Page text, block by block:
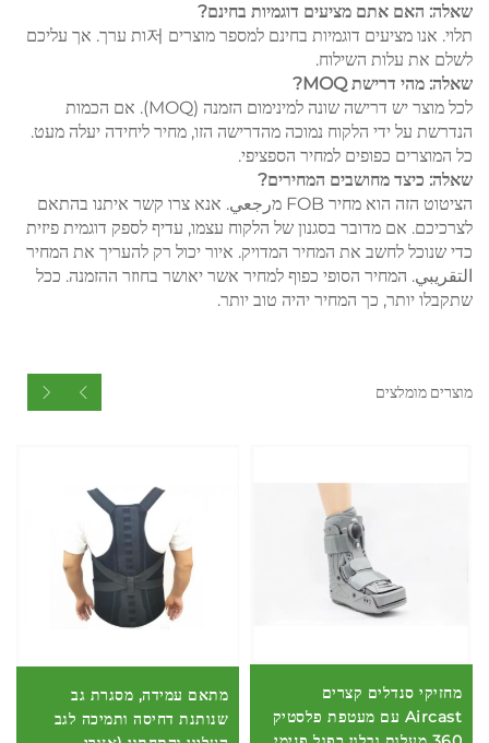
שאלה: האם אתם מציעים דוגמיות בחינם?
תלוי. אנו מציעים דוגמיות בחינם למספר מוצרים 저ות ערך. אך עליכם
לשלם את עלות השילוח.
שאלה: מהי דרישת MOQ?
לכל מוצר יש דרישה שונה למינימום הזמנה (MOQ). אם הכמות
הנדרשת על ידי הלקוח נמוכה מהדרישה הזו, מחיר ליחידה יעלה מעט.
כל המוצרים כפופים למחיר הספציפי.
שאלה: כיצד מחושבים המחירים?
הציטוט הזה הוא מחיר FOB מرجعي. אנא צרו קשר איתנו בהתאם
לצרכיכם. אם מדובר בסגנון של הלקוח עצמו, עדיף לספק דוגמית פיזית
כדי שנוכל לחשב את המחיר המדויק. איור יכול רק להעריך את המחיר
التقريبي. המחיר הסופי כפוף למחיר אשר יאושר בחוזר ההזמנה. ככל
שתקבלו יותר, כך המחיר יהיה טוב יותר.
מוצרים מומלצים
מחזיקי סנדלים קצרים
Aircast עם מעטפת פלסטיק
מתאם עמידה, מסגרת גב
שנותנת דחיסה ותמיכה לגב